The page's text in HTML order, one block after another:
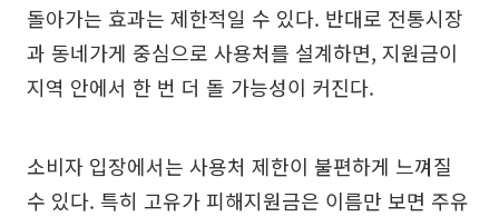
돌아가는 효과는 제한적일 수 있다. 반대로 전통시장
과 동네가게 중심으로 사용처를 설계하면, 지원금이
지역 안에서 한 번 더 돌 가능성이 커진다.
소비자 입장에서는 사용처 제한이 불편하게 느껴질
수 있다. 특히 고유가 피해지원금은 이름만 보면 주유